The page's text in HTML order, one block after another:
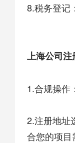
8.税务登记
上海公司
1.合规操作
2.注册地址
合您的项目